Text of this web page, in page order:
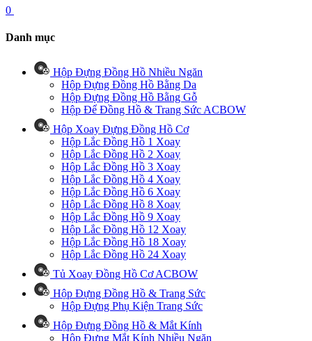
0
Danh mục
Hộp Đựng Đồng Hồ Nhiều Ngăn
Hộp Đựng Đồng Hồ Bằng Da
Hộp Đựng Đồng Hồ Bằng Gỗ
Hộp Để Đồng Hồ & Trang Sức ACBOW
Hộp Xoay Đựng Đồng Hồ Cơ
Hộp Lắc Đồng Hồ 1 Xoay
Hộp Lắc Đồng Hồ 2 Xoay
Hộp Lắc Đồng Hồ 3 Xoay
Hộp Lắc Đồng Hồ 4 Xoay
Hộp Lắc Đồng Hồ 6 Xoay
Hộp Lắc Đồng Hồ 8 Xoay
Hộp Lắc Đồng Hồ 9 Xoay
Hộp Lắc Đồng Hồ 12 Xoay
Hộp Lắc Đồng Hồ 18 Xoay
Hộp Lắc Đồng Hồ 24 Xoay
Tủ Xoay Đồng Hồ Cơ ACBOW
Hộp Đựng Đồng Hồ & Trang Sức
Hộp Đựng Phụ Kiện Trang Sức
Hộp Đựng Đồng Hồ & Mắt Kính
Hộp Đựng Mắt Kính Nhiều Ngăn